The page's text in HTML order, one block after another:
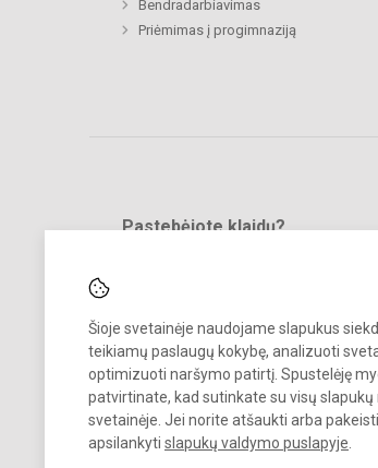
Šioje svetainėje naudojame slapukus
teikiamų paslaugų kokybę, analizuoti
optimizuoti naršymo patirtį. Spustelėję
patvirtinate, kad sutinkate su visų slapukų
svetainėje. Jei norite atšaukti arba
apsilankyti slapukų valdymo puslapyje
Bendradarbiavimas
Priėmimas į progimnaziją
Pastebėjote klaidų?
© 2022. Klaipėdos Prano Mašioto progimnazija.
Kopijuoti turinį be raštiško įstaigos